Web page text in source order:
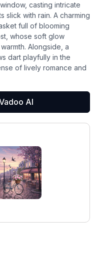
casting intricate
slick with rain. A charming
full of blooming
whose soft glow
Alongside, a
dart playfully in the
of lively romance and
AI